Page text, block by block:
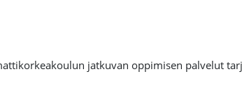
jatkuvan oppimisen palvelut